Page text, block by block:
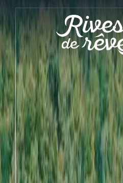
Panneau de gestion des cookies